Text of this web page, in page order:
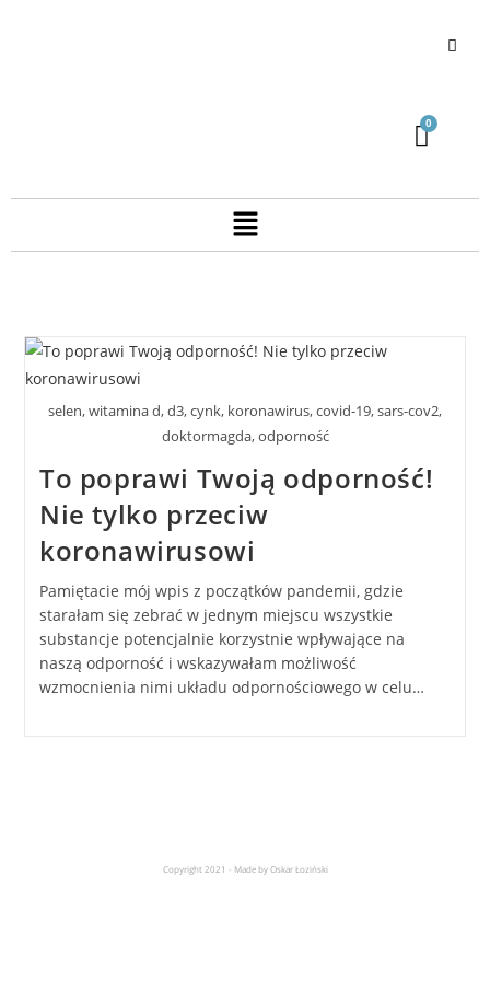
selen, witamina d, d3, cynk, koronawirus, covid-19, sars-cov2,
doktormagda, odporność
To poprawi Twoją odporność!
Nie tylko przeciw
koronawirusowi
Pamiętacie mój wpis z początków pandemii, gdzie
starałam się zebrać w jednym miejscu wszystkie
substancje potencjalnie korzystnie wpływające na
naszą odporność i wskazywałam możliwość
wzmocnienia nimi układu odpornościowego w celu…
Copyright 2021 - Made by Oskar Łoziński